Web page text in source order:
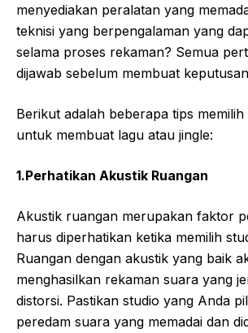
menyediakan peralatan yang
teknisi yang berpengalaman yang
selama proses rekaman? Semua
dijawab sebelum membuat
Berikut adalah beberapa tips
untuk membuat lagu atau jingle:
1.Perhatikan Akustik Ruangan
Akustik ruangan merupakan faktor
harus diperhatikan ketika memilih
Ruangan dengan akustik yang baik
menghasilkan rekaman suara yang
distorsi. Pastikan studio yang Anda
peredam suara yang memadai dan